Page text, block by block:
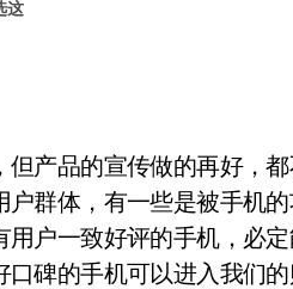
这
产品的宣传做的再好，
群体，有一些是被手机
户一致好评的手机，必
碑的手机可以进入我们